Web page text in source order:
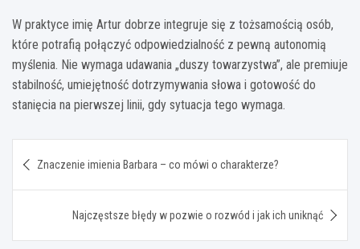
W praktyce imię Artur dobrze integruje się z tożsamością osób,
które potrafią połączyć odpowiedzialność z pewną autonomią
myślenia. Nie wymaga udawania „duszy towarzystwa”, ale premiuje
stabilność, umiejętność dotrzymywania słowa i gotowość do
stanięcia na pierwszej linii, gdy sytuacja tego wymaga.
wpisu
Znaczenie imienia Barbara – co mówi o charakterze?
Najczęstsze błędy w pozwie o rozwód i jak ich uniknąć